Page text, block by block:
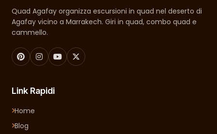
Quad Agafay organizza escursioni in quad nel deserto di
Agafay vicino a Marrakech. Giri in quad, combo quad e
cammello.
Link Rapidi
Home
Blog